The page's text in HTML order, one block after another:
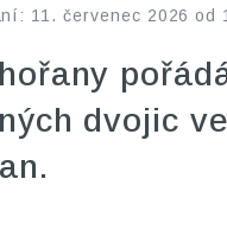
11. červenec 2026 od
dvojic